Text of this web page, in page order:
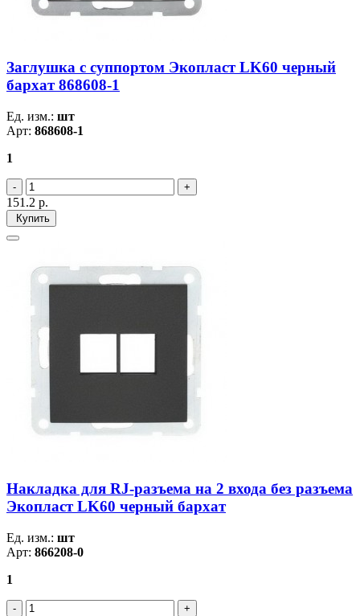
Заглушка с суппортом Экопласт LK60 черный
бархат 868608-1
Ед. изм.: шт
Арт: 868608-1
1
151.2 р.
Купить
Накладка для RJ-разъема на 2 входа без разъема
Экопласт LK60 черный бархат
Ед. изм.: шт
Арт: 866208-0
1